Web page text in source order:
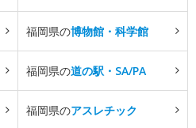
福岡県の博物館・科学館
福岡県の道の駅・SA/PA
福岡県のアスレチック